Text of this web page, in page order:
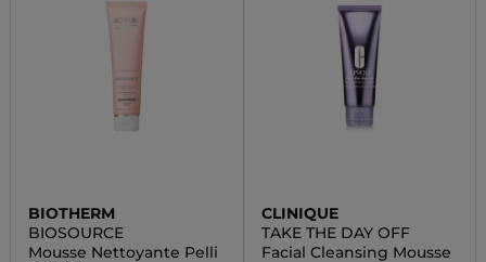
BIOTHERM
BIOSOURCE
Mousse Nettoyante Pelli
CLINIQUE
TAKE THE DAY OFF
Facial Cleansing Mousse